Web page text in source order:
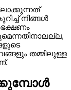
നിങ്ങൾ
ഭക്ഷണം
തമ്മിലുള്ള